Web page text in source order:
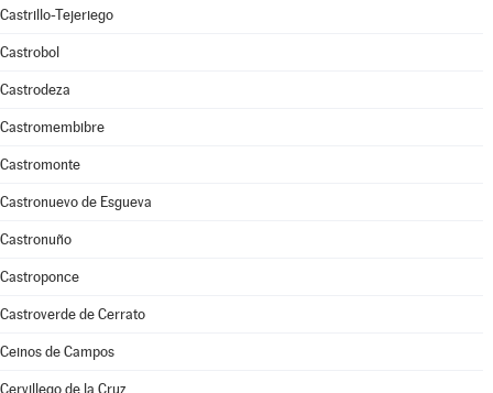
Castrillo-Tejeriego
Castrobol
Castrodeza
Castromembibre
Castromonte
Castronuevo de Esgueva
Castronuño
Castroponce
Castroverde de Cerrato
Ceinos de Campos
Cervillego de la Cruz